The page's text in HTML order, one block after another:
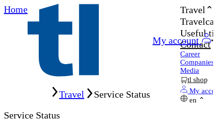
Home
My account
Travel
Useful
Contact
Career
Companies
Media
tl shop
My
en
Travel
Service Status
Service Status